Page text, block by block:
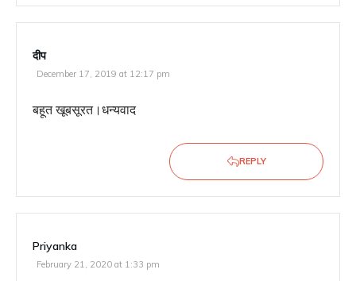
दीप
December 17, 2019 at 12:17 pm
बहूत खूबसूरत।धन्यवाद
REPLY
Priyanka
February 21, 2020 at 1:33 pm